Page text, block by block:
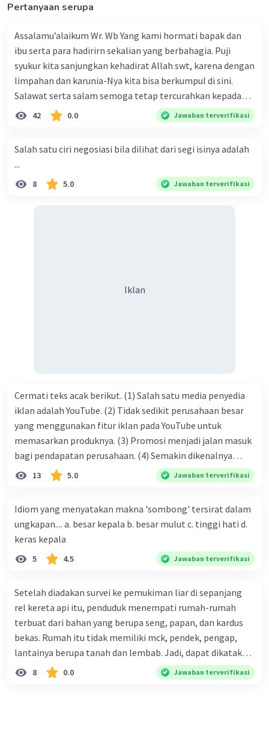
Pertanyaan serupa
Assalamu’alaikum Wr. Wb Yang kami hormati bapak dan
ibu serta para hadirirn sekalian yang berbahagia. Puji
syukur kita sanjungkan kehadirat Allah swt, karena dengan
limpahan dan karunia-Nya kita bisa berkumpul di sini.
Salawat serta salam semoga tetap tercurahkan kepada
junjungan Nabi besar Muhammad saw, karena beliau
menyiarkan agama yang haq, yakni agama islam, agama
ke dalam umat-Nya yang diberkahi. Amin ya rabbal alamin.
Hadirin sekalian yang berbahagia! Dirasa amat penting
sekali jiwa sosial untuk diterapkan di lingkungan keluarga,
limpahan karuniaNya kita bisa berkumpul di sini. Kalimat
42 0.0 Jawaban terverifikasi
Salah satu ciri negosiasi bila dilihat dari segi isinya adalah
...
8 5.0 Jawaban terverifikasi
Iklan
Cermati teks acak berikut. (1) Salah satu media penyedia
iklan adalah YouTube. (2) Tidak sedikit perusahaan besar
yang menggunakan fitur iklan pada YouTube untuk
memasarkan produknya. (3) Promosi menjadi jalan masuk
bagi pendapatan perusahaan. (4) Semakin dikenalnya
suatu produk oleh konsumen, semakin besar pula peluang
perusahaan kepada konsumen. Urutan yang tepat agar
menjadi teks eksposisi yang padu adalah .... A. (1)-(2)-(3)-
(4)-(5) B. (2)-(1)-(3)-(4)-(5) C. (3)-(1)-(2)-(5)-(4) D. (3)-(5)-
(4)-(1)-(2) E. (5)-(1)-(3)-(4)-(2)
13 5.0 Jawaban terverifikasi
Idiom yang menyatakan makna 'sombong' tersirat dalam
ungkapan.... a. besar kepala b. besar mulut c. tinggi hati d.
keras kepala
5 4.5 Jawaban terverifikasi
Setelah diadakan survei ke pemukiman liar di sepanjang
rel kereta api itu, penduduk menempati rumah-rumah
terbuat dari bahan yang berupa seng, papan, dan kardus
bekas. Rumah itu tidak memiliki mck, pendek, pengap,
lantainya berupa tanah dan lembab. Jadi, dapat dikatakan
bahwa tempat tinggal mereka tidak layak huni dan tidak
8 0.0 Jawaban terverifikasi